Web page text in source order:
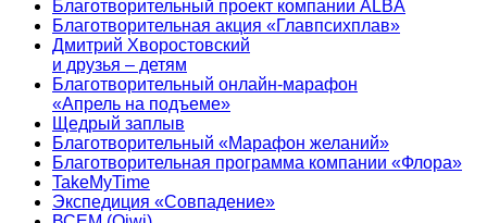
Благотворительный проект компании ALBA
Благотворительная акция «Главпсихплав»
Дмитрий Хворостовский
и друзья – детям
Благотворительный онлайн‑марафон
«Апрель на подъеме»
Щедрый заплыв
Благотворительный «Марафон желаний»
Благотворительная программа компании «Флора»
TakeMyTime
Экспедиция «Совпадение»